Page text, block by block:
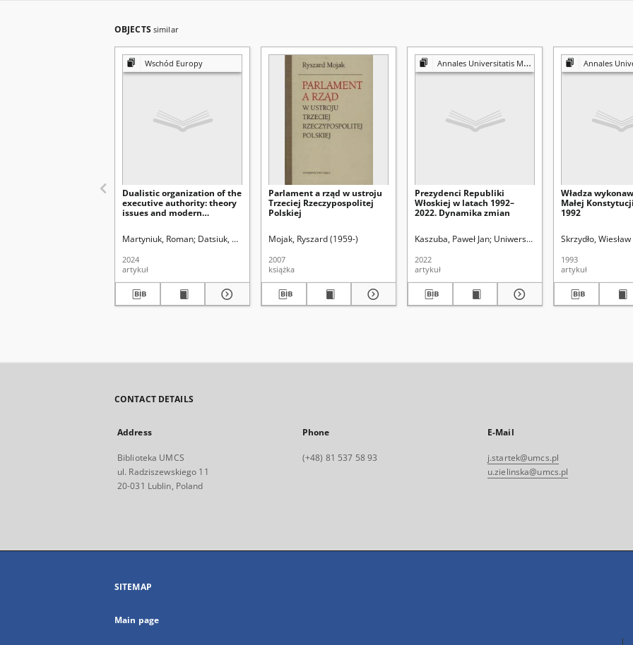
OBJECTS similar
Wschód Europy
Dualistic organization of the
executive authority: theory
issues and modern
Martyniuk, Roman Datsiuk, Oleksii Datsiuk Uniwersytet Marii Curie-Skłodowskiej (Lublin). Centrum Europy Wschodniej UMCS
2024
artykuł
Parlament a rząd w ustroju
Trzeciej Rzeczypospolitej
Polskiej
Mojak, Ryszard (1959-)
2007
książka
Annales Universitatis Mariae Curie-Skłodowska. Sectio K, Politologia
Prezydenci Republiki
Włoskiej w latach 1992–
2022. Dynamika zmian
Kaszuba, Paweł Jan Uniwersytet Marii Curie-
2022
artykuł
Annales Universitatis Mariae
Władza
Małej
1992
Skrzydło,
1993
artykuł
CONTACT DETAILS
Address
Biblioteka UMCS
ul. Radziszewskiego 11
20-031 Lublin, Poland
Phone
(+48) 81 537 58 93
E-Mail
j.startek@umcs.pl
u.zielinska@umcs.pl
SITEMAP
Main page